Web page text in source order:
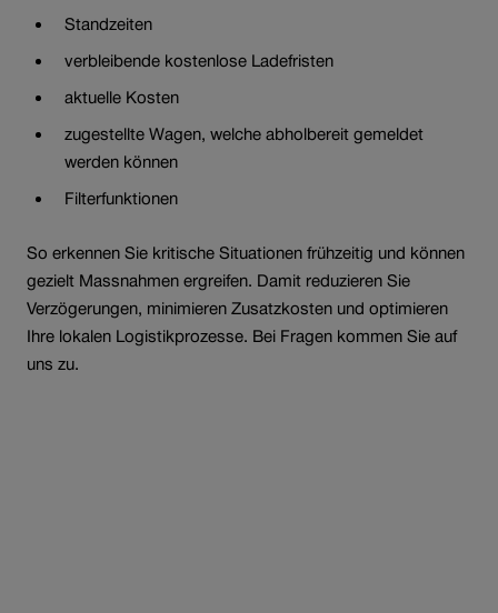
Standzeiten
verbleibende kostenlose Ladefristen
aktuelle Kosten
zugestellte Wagen, welche abholbereit gemeldet
werden können
Filterfunktionen
So erkennen Sie kritische Situationen frühzeitig und können
gezielt Massnahmen ergreifen. Damit reduzieren Sie
Verzögerungen, minimieren Zusatzkosten und optimieren
Ihre lokalen Logistikprozesse. Bei Fragen kommen Sie auf
uns zu.